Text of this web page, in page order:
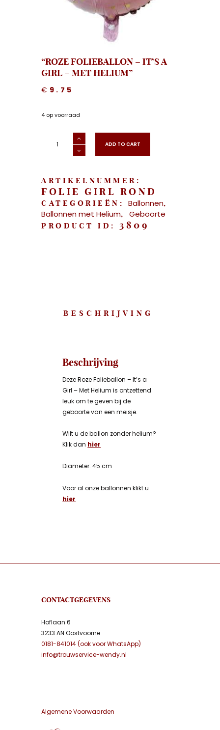
“ROZE FOLIEBALLON – IT’S A
GIRL – MET HELIUM”
€ 9.75
4 op voorraad
Folieballon
Met
Helium"
aantal
ADD TO CART
ARTIKELNUMMER:
FOLIE GIRL ROND
CATEGORIEËN: Ballonnen,
Ballonnen met Helium, Geboorte
PRODUCT ID: 3809
BESCHRIJVING
Beschrijving
Deze Roze Folieballon – It’s a
Girl – Met Helium is ontzettend
leuk om te geven bij de
geboorte van een meisje.
Wilt u de ballon zonder helium?
Klik dan hier
Diameter: 45 cm
Voor al onze ballonnen klikt u
hier
CONTACTGEGEVENS
Hoflaan 6
3233 AN Oostvoorne
0181-841014 (ook voor WhatsApp)
info@trouwservice-wendy.nl
Algemene Voorwaarden